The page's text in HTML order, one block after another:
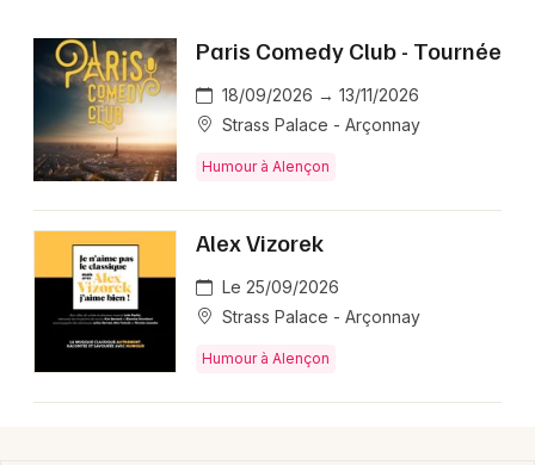
Activité & Expérience
Manifestations
Spectacles
Concerts
Lyon
Marseille
Mulhouse
Montpellier
Nantes
Nice
Strasbourg
Paris Comedy Club - Tournée
18/09/2026 → 13/11/2026
Strass Palace - Arçonnay
Humour à Alençon
Alex Vizorek
Le 25/09/2026
Strass Palace - Arçonnay
Humour à Alençon